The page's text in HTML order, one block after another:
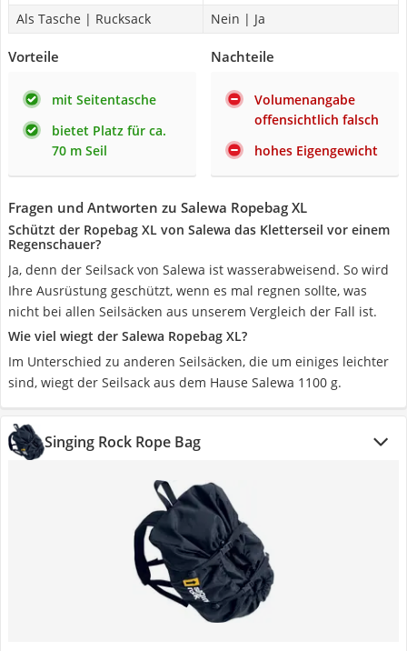
Als Tasche | Rucksack
Nein | Ja
Vorteile
mit Seitentasche
bietet Platz für ca.
70 m Seil
Nachteile
Volumenangabe
offensichtlich falsch
hohes Eigengewicht
Fragen und Antworten zu Salewa Ropebag XL
Schützt der Ropebag XL von Salewa das Kletterseil vor einem
Regenschauer?
Ja, denn der Seilsack von Salewa ist wasserabweisend. So wird
Ihre Ausrüstung geschützt, wenn es mal regnen sollte, was
nicht bei allen Seilsäcken aus unserem Vergleich der Fall ist.
Wie viel wiegt der Salewa Ropebag XL?
Im Unterschied zu anderen Seilsäcken, die um einiges leichter
sind, wiegt der Seilsack aus dem Hause Salewa 1100 g.
Singing Rock Rope Bag